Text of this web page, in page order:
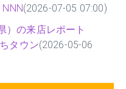
(2026-07-05 07:00)
）の来店レポート
タウン(2026-05-06